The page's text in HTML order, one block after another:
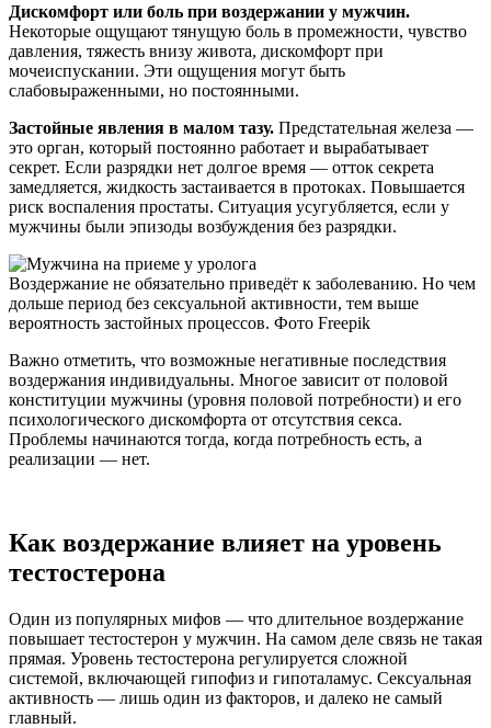
Дискомфорт или боль при воздержании у мужчин.
Некоторые ощущают тянущую боль в промежности, чувство
давления, тяжесть внизу живота, дискомфорт при
мочеиспускании. Эти ощущения могут быть
слабовыраженными, но постоянными.
Застойные явления в малом тазу. Предстательная железа —
это орган, который постоянно работает и вырабатывает
секрет. Если разрядки нет долгое время — отток секрета
замедляется, жидкость застаивается в протоках. Повышается
риск воспаления простаты. Ситуация усугубляется, если у
мужчины были эпизоды возбуждения без разрядки.
Воздержание не обязательно приведёт к заболеванию. Но чем
дольше период без сексуальной активности, тем выше
вероятность застойных процессов. Фото Freepik
Важно отметить, что возможные негативные последствия
воздержания индивидуальны. Многое зависит от половой
конституции мужчины (уровня половой потребности) и его
психологического дискомфорта от отсутствия секса.
Проблемы начинаются тогда, когда потребность есть, а
реализации — нет.
Как воздержание влияет на уровень
тестостерона
Один из популярных мифов — что длительное воздержание
повышает тестостерон у мужчин. На самом деле связь не такая
прямая. Уровень тестостерона регулируется сложной
системой, включающей гипофиз и гипоталамус. Сексуальная
активность — лишь один из факторов, и далеко не самый
главный.